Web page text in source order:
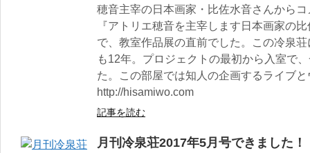
穂音主宰の日本画家・比佐水音さんから
『アトリエ穂音を主宰します日本画家の
で、教室作品展の直前でした。この冷泉
も12年。プロジェクトの最初から入室で
た。この部屋では知人の企画するライブ
http://hisamiwo.com
記事を読む
月刊冷泉荘2017年5月号できました！